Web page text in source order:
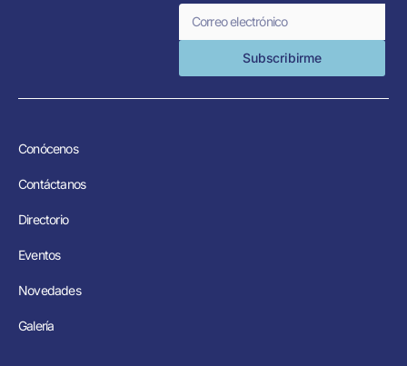
Subscribirme
Conócenos
Contáctanos
Directorio
Eventos
Novedades
Galería